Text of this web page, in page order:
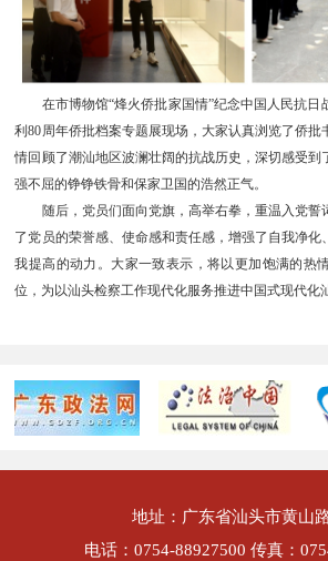
在市博物馆“烽火侨批家国情”纪念中国人民抗日
利80周年侨批档案专题展现场，大家认真浏览了侨
情回顾了潮汕地区波澜壮阔的抗战历史，深切感受到
强不屈的铮铮铁骨和保家卫国的浩然正气。
随后，党员们面向党旗，高举右拳，重温入党誓
了党员的荣誉感、使命感和责任感，增强了自我净化
我提高的动力。大家一致表示，将以更加饱满的热
位，为以汕头检察工作现代化服务推进中国式现代化
地址：广东省汕头市黄山
电话：0754-88927500 传真：